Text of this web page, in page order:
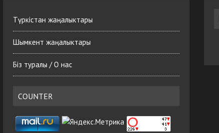
Түркістан жаңалыктары
Шымкент жаңалыктары
Біз туралы / О нас
COUNTER